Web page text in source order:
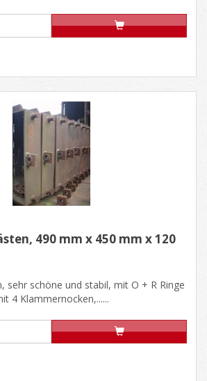
490 mm x 450 mm x 120
sehr schöne und stabil, mit O + R Ringe
4 Klammernocken,......